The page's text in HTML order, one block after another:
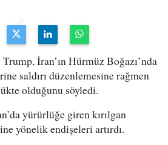
İran’ın Hürmüz Boğazı’nda
saldırı düzenlemesine rağmen
olduğunu söyledi.
yürürlüğe giren kırılgan
yönelik endişeleri artırdı.